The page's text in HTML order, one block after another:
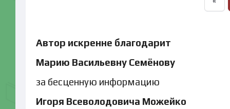
Автор искренне благодарит
Марию Васильевну Семёнову
за бесценную информацию
Игоря Всеволодовича Можейко